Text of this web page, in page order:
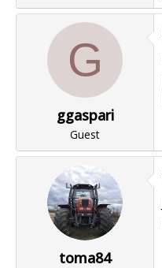
G
ggaspari
Guest
toma84